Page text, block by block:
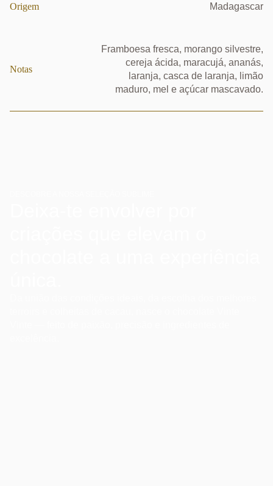
Origem Madagascar
Notas
Framboesa fresca, morango silvestre,
cereja ácida, maracujá, ananás,
laranja, casca de laranja, limão
maduro, mel e açúcar mascavado.